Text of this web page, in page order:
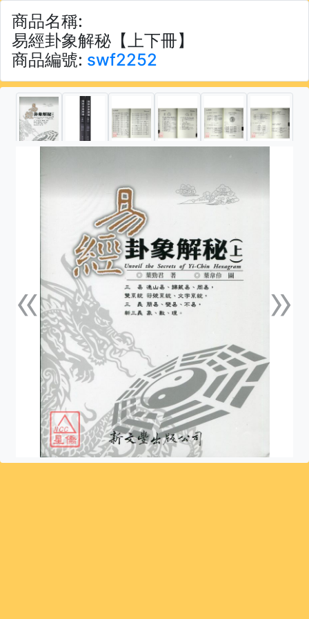
商品名稱:
易經卦象解秘【上下冊】
商品編號: swf2252
«
上一張 »下一